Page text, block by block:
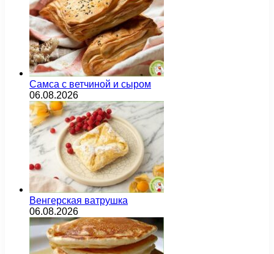
Самса с ветчиной и сыром
06.08.2026
Венгерская ватрушка
06.08.2026